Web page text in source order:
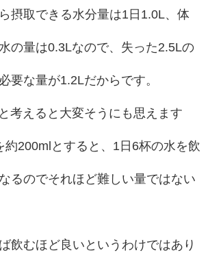
摂取できる水分量は1日1.0L、体
の量は0.3Lなので、失った2.5Lの
要な量が1.2Lだからです。
考えると大変そうにも思えます
約200mlとすると、1日6杯の水を飲
るのでそれほど難しい量ではない
飲むほど良いというわけではあり